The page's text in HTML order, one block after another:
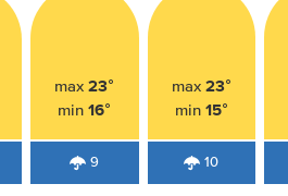
max23°
min16°
9
max 23°
min 15°
10